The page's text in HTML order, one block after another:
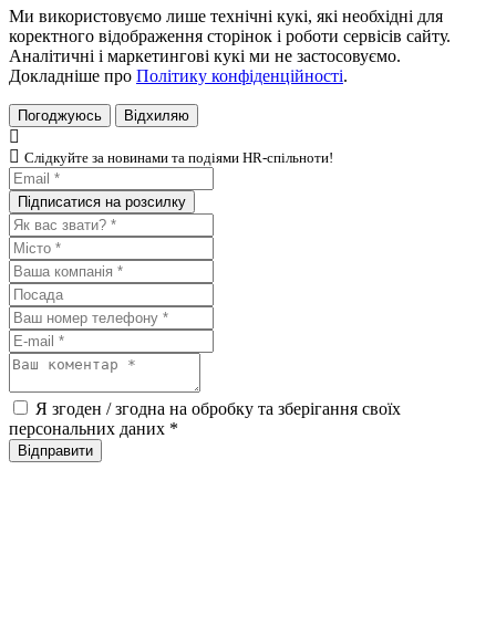
Ми використовуємо лише технічні кукі, які необхідні для
коректного відображення сторінок і роботи сервісів сайту.
Аналітичні і маркетингові кукі ми не застосовуємо.
Докладніше про Політику конфіденційності.
Погоджуюсь Відхиляю
Слiдкуйте за новинами та подiями HR-спiльноти!
Я згоден / згодна на обробку та зберігання своїх
персональних даних *